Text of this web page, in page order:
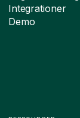
Integrationer
Demo